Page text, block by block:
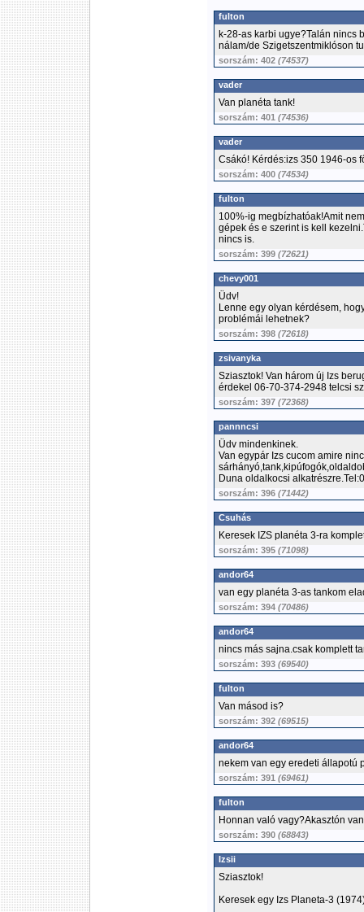
fulton
k-28-as karbi ugye?Talán nincs
nálam/de Szigetszentmiklóson
sorszám: 402 (74537)
vader
Van planéta tank!
sorszám: 401 (74536)
vader
Csákó! Kérdés:izs 350 1946-os
sorszám: 400 (74534)
fulton
100%-ig megbízhatóak!Amit
gépek és e szerint is kell
nincs is.
sorszám: 399 (72621)
chevy001
Üdv!
Lenne egy olyan kérdésem,
problémái lehetnek?
sorszám: 398 (72618)
zsivanyka
Sziasztok! Van három új Izs
érdekel 06-70-374-2948 telcsi
sorszám: 397 (72368)
pannncsi
Üdv mindenkinek.
Van egypár Izs cucom amire
Duna oldalkocsi
sorszám: 396 (71442)
Csuhás
Keresek IZS planéta 3-ra
sorszám: 395 (71098)
andor64
van egy planéta 3-as tankom
sorszám: 394 (70486)
andor64
nincs más sajna.csak komplett
sorszám: 393 (69540)
fulton
Van másod is?
sorszám: 392 (69515)
andor64
nekem van egy eredeti állapotú
sorszám: 391 (69461)
fulton
Honnan való vagy?Akasztón
sorszám: 390 (68843)
Izsii
Sziasztok!
Keresek egy Izs Planeta-3